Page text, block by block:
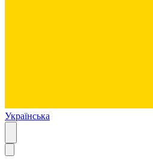
Українська